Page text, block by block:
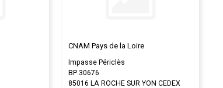
CNAM Pays de la Loire
Impasse Périclès
BP 30676
85016 LA ROCHE SUR YON CEDEX